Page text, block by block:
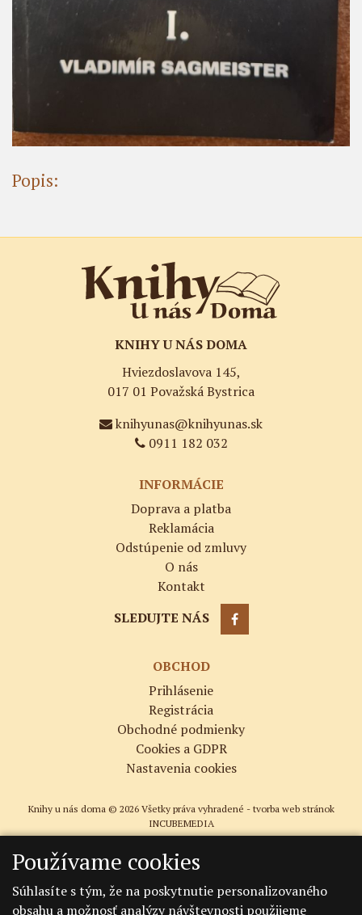
Popis:
KNIHY U NÁS DOMA
Hviezdoslavova 145,
017 01 Považská Bystrica
knihyunas@knihyunas.sk
0911 182 032
INFORMÁCIE
Doprava a platba
Reklamácia
Odstúpenie od zmluvy
O nás
Kontakt
SLEDUJTE NÁS
OBCHOD
Prihlásenie
Registrácia
Obchodné podmienky
Cookies a GDPR
Nastavenia cookies
Knihy u nás doma © 2026 Všetky práva vyhradené - tvorba web stránok
INCUBEMEDIA
Používame cookies
Súhlasíte s tým, že na poskytnutie personalizovaného
obsahu a možnosť analýzy návštevnosti použijeme